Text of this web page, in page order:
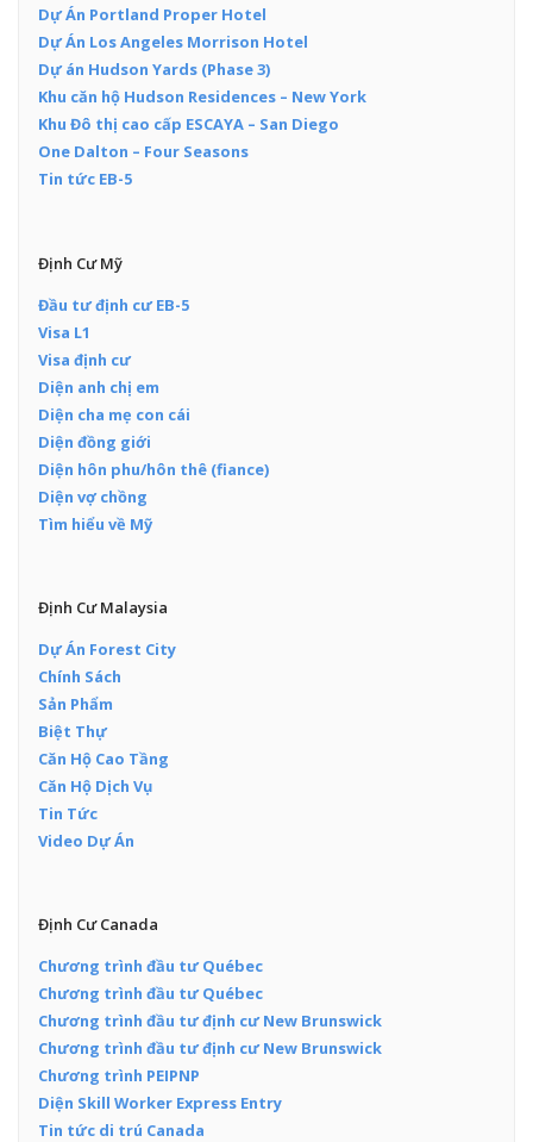
Dự Án Portland Proper Hotel
Dự Án Los Angeles Morrison Hotel
Dự án Hudson Yards (Phase 3)
Khu căn hộ Hudson Residences – New York
Khu Đô thị cao cấp ESCAYA – San Diego
One Dalton – Four Seasons
Tin tức EB-5
Định Cư Mỹ
Đầu tư định cư EB-5
Visa L1
Visa định cư
Diện anh chị em
Diện cha mẹ con cái
Diện đồng giới
Diện hôn phu/hôn thê (fiance)
Diện vợ chồng
Tìm hiểu về Mỹ
Định Cư Malaysia
Dự Án Forest City
Chính Sách
Sản Phẩm
Biệt Thự
Căn Hộ Cao Tầng
Căn Hộ Dịch Vụ
Tin Tức
Video Dự Án
Định Cư Canada
Chương trình đầu tư Québec
Chương trình đầu tư Québec
Chương trình đầu tư định cư New Brunswick
Chương trình đầu tư định cư New Brunswick
Chương trình PEIPNP
Diện Skill Worker Express Entry
Tin tức di trú Canada